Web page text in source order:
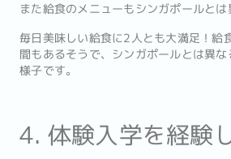
また給食のメニューもシンガポールとは
毎日美味しい給食に2人とも大満足！給
間もあるそうで、シンガポールとは異
様子です。
4. 体験入学を経験